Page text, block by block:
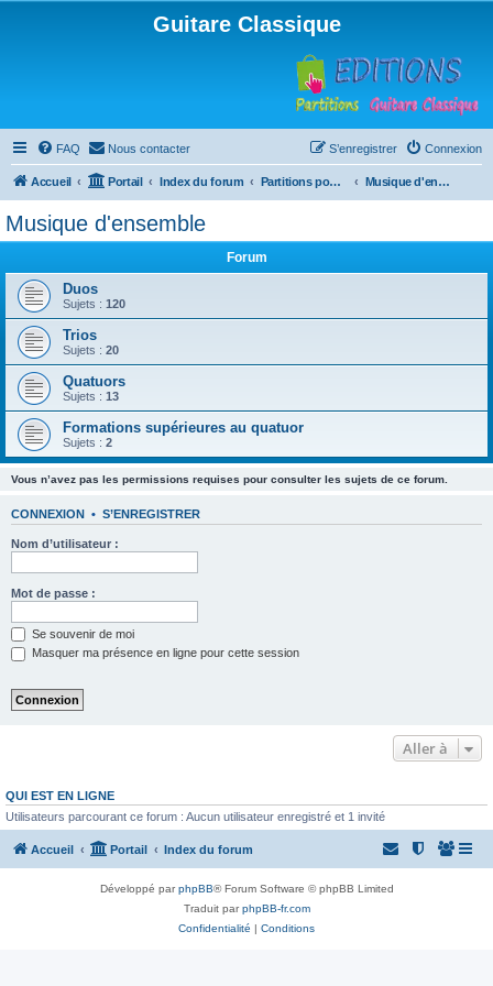
Guitare Classique
FAQ Nous contacter Connexion
S’enregistrer
Accueil Portail Index du forum Partitions pour guitare en libre téléchargement Musique d'ensemble
Musique d'ensemble
Forum
Duos
Sujets : 120
Trios
Sujets : 20
Quatuors
Sujets : 13
Formations supérieures au quatuor
Sujets : 2
Vous n’avez pas les permissions requises pour consulter les sujets de ce forum.
CONNEXION • S’ENREGISTRER
Nom d’utilisateur :
Mot de passe :
Se souvenir de moi
Masquer ma présence en ligne pour cette session
Aller à
QUI EST EN LIGNE
Utilisateurs parcourant ce forum : Aucun utilisateur enregistré et 1 invité
Accueil Portail Index du forum
Développé parphpBB® Forum Software © phpBB Limited
Traduit parphpBB-fr.com
Confidentialité | Conditions